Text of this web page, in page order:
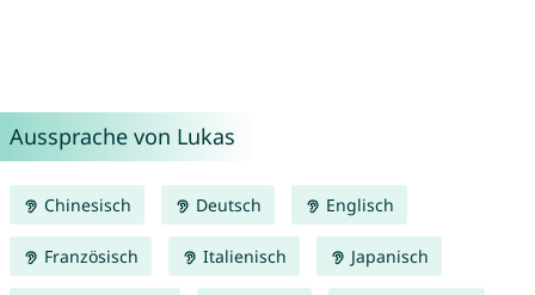
Aussprache von Lukas
Chinesisch Deutsch Englisch
Französisch Italienisch Japanisch